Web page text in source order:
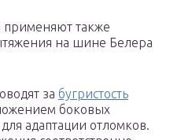
также
на шине Белера
за бугристость
боковых
адаптации отломков.